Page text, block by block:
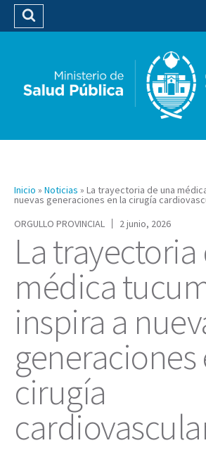
Biblioteca
Buscar
Inicio » Noticias » La trayectoria de una
nuevas generaciones en la cirugía
ORGULLO PROVINCIAL
2 junio, 2026
La
médica
inspira a
generaciones
cirugía